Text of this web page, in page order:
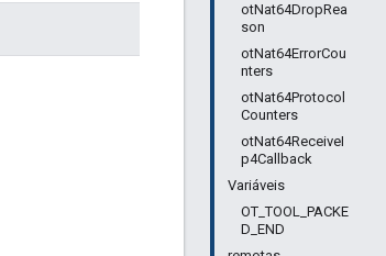
otNat64DropRea
son
otNat64ErrorCou
nters
otNat64Protocol
Counters
otNat64ReceiveI
p4Callback
Variáveis
OT_TOOL_PACKE
D_END